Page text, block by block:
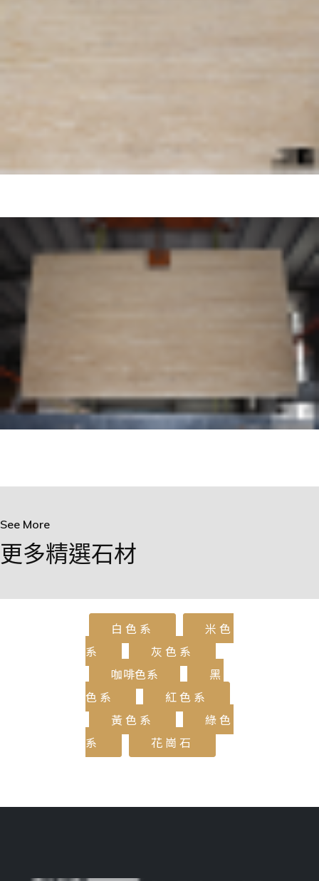
See More
更多精選石材
白色系
米色
系
灰色系
咖啡色系
黑
色系
紅色系
黃色系
綠色
系
花崗石